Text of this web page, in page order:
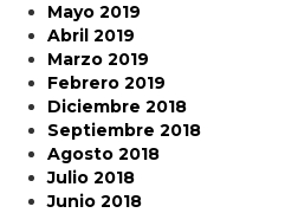
Mayo 2019
Abril 2019
Marzo 2019
Febrero 2019
Diciembre 2018
Septiembre 2018
Agosto 2018
Julio 2018
Junio 2018